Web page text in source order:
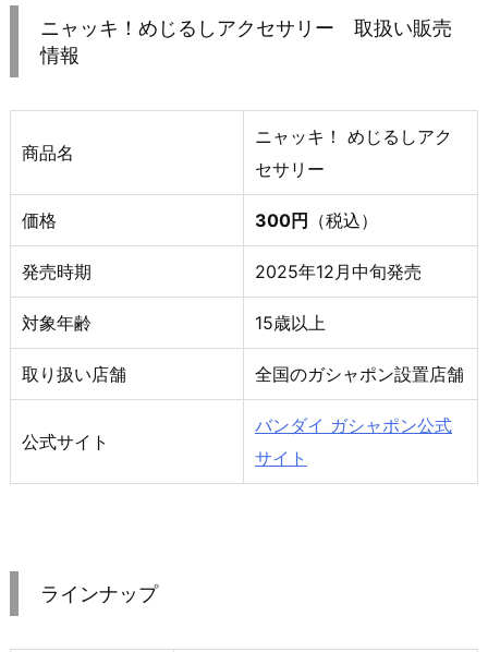
ニャッキ！めじるしアクセサリー 取扱い販売
情報
商品名
ニャッキ！ めじるしアク
セサリー
価格 300円 （税込）
発売時期 2025年12月中旬発売
対象年齢 15歳以上
取り扱い店舗 全国のガシャポン設置店舗
公式サイト
バンダイ ガシャポン公式
サイト
ラインナップ